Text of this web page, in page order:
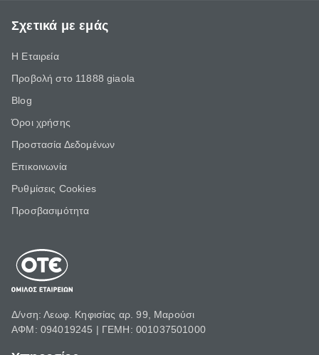
Σχετικά με εμάς
Η Εταιρεία
Προβολή στο 11888 giaola
Blog
Όροι χρήσης
Προστασία Δεδομένων
Επικοινωνία
Ρυθμίσεις Cookies
Προσβασιμότητα
Δ/νση: Λεωφ. Κηφισίας αρ. 99, Μαρούσι
ΑΦΜ: 094019245 | ΓΕΜΗ: 001037501000